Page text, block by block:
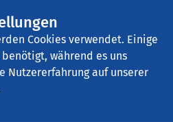
Cookies verwendet. Einige
während es uns
Nutzererfahrung auf unserer